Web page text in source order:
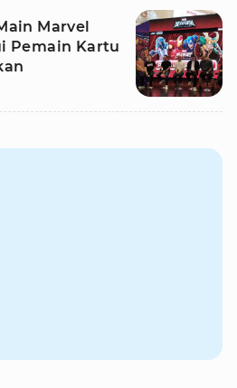
Marvel
Pemain Kartu